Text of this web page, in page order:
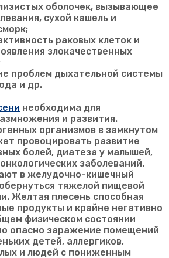
оболочек, вызывающее
сухой кашель и
раковых клеток и
злокачественных
проблем дыхательной системы
и др.
необходима для
и развития.
организмов в замкнутом
провоцировать развитие
болей, диатеза у малышей,
заболеваний.
в желудочно-кишечный
тяжелой пищевой
Желтая плесень способная
продукты и крайне негативно
физическом состоянии
опасно заражение помещений
детей, аллергиков,
и людей с пониженным